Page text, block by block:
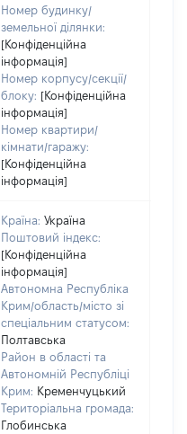
Номер будинку/
земельної ділянки:
[Конфіденційна
інформація]
Номер корпусу/секції/
блоку: [Конфіденційна
інформація]
Номер квартири/
кімнати/гаражу:
[Конфіденційна
інформація]
Країна: Україна
Поштовий індекс:
[Конфіденційна
інформація]
Автономна Республіка
Крим/область/місто зі
спеціальним статусом:
Полтавська
Район в області та
Автономній Республіці
Крим: Кременчуцький
Територіальна громада:
Глобинська